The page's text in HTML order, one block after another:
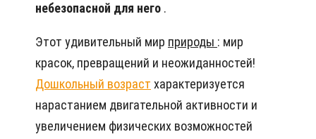
небезопасной для него .
Этот удивительный мир природы : мир
красок, превращений и неожиданностей!
Дошкольный возраст характеризуется
нарастанием двигательной активности и
увеличением физических возможностей